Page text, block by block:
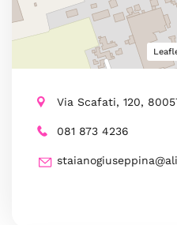
Via Scafati, 120,
081 873 4236